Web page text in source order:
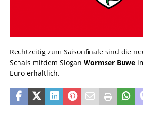
Rechtzeitig zum Saisonfinale sind die
Schals mitdem Slogan Wormser Buwe
Euro erhältlich.